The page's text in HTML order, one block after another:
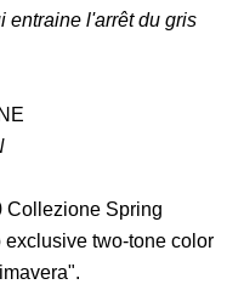
entraine l'arrêt du gris
Collezione Spring
two-tone color